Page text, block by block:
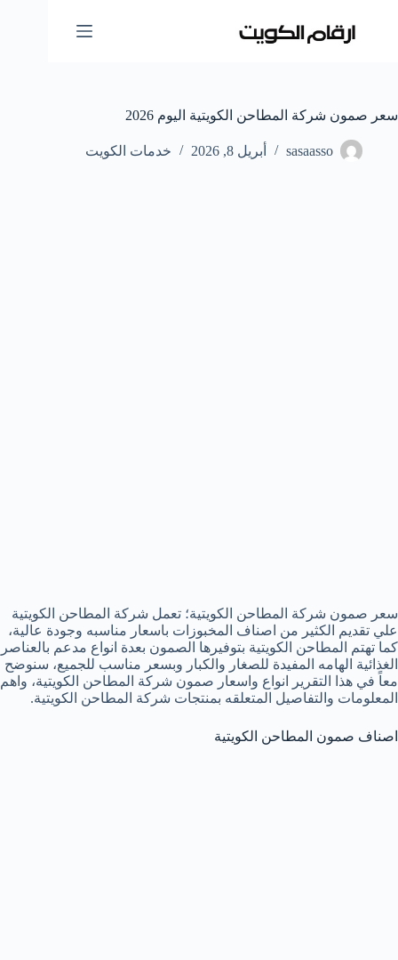
المحتوى
سعر صمون شركة المطاحن الكويتية اليوم 2026
sasaasso أبريل 8, 2026 خدمات الكويت
سعر صمون شركة المطاحن الكويتية؛ تعمل شركة المطاحن الكويتية
علي تقديم الكثير من اصناف المخبوزات باسعار مناسبه وجودة عالية،
كما تهتم المطاحن الكويتية بتوفيرها الصمون بعدة انواع مدعم بالعناصر
الغذائية الهامه المفيدة للصغار والكبار وبسعر مناسب للجميع، سنوضح
معاً في هذا التقرير انواع واسعار صمون شركة المطاحن الكويتية، واهم
المعلومات والتفاصيل المتعلقه بمنتجات شركة المطاحن الكويتية.
اصناف صمون المطاحن الكويتية